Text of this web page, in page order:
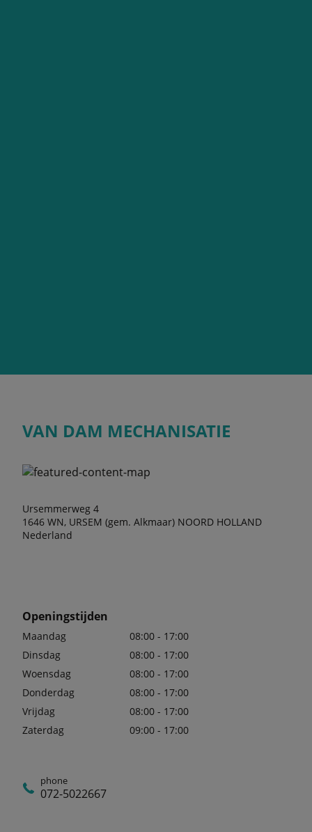
VAN DAM MECHANISATIE
Ursemmerweg 4
1646 WN, URSEM (gem. Alkmaar) NOORD HOLLAND
Nederland
Openingstijden
Maandag
08:00 - 17:00
Dinsdag
08:00 - 17:00
Woensdag
08:00 - 17:00
Donderdag
08:00 - 17:00
Vrijdag
08:00 - 17:00
Zaterdag
09:00 - 17:00
phone
072-5022667